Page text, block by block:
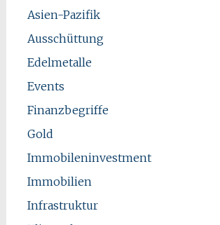
Asien-Pazifik
Ausschüttung
Edelmetalle
Events
Finanzbegriffe
Gold
Immobileninvestment
Immobilien
Infrastruktur